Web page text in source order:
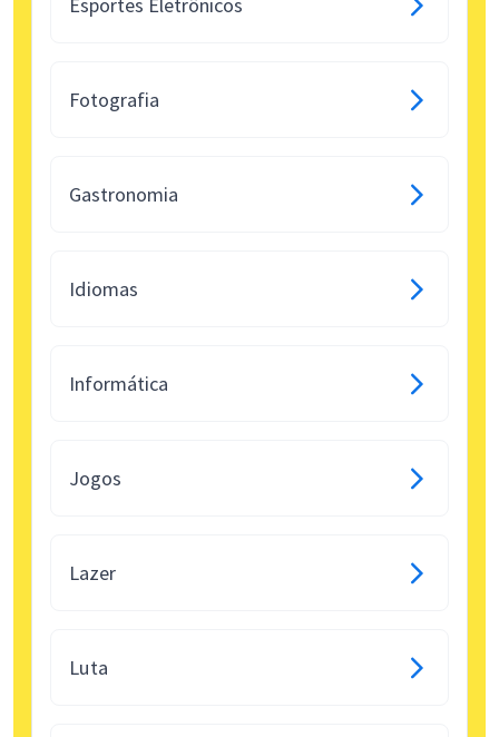
Fotografia
Gastronomia
Idiomas
Informática
Jogos
Lazer
Luta